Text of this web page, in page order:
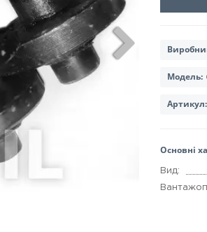
Модель:
Артикул:
Основні
Вид: